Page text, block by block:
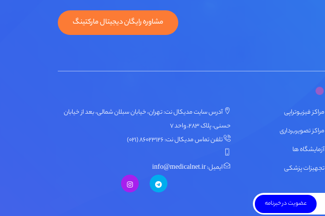
مشاوره رایگان دیجیتال مارکتینگ
مراکز فیزیوتراپی
مراکز تصویربرداری
آزمایشگاه ها
تجهیزات پزشکی
آدرس سایت مدیکال نت: تهران، خیابان سبلان شمالی، بعد از خیابان
حسنی، پلاک ۲۸۳، واحد ۷
تلفن تماس مدیکال نت: ۸۶۰۲۳۱۲۶ (۰۲۱)
ایمیل: info@medicalnet.ir